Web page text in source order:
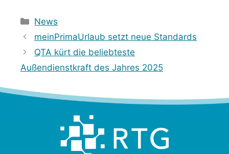
Kategorien
News
meinPrimaUrlaub setzt neue Standards
QTA kürt die beliebteste
Außendienstkraft des Jahres 2025